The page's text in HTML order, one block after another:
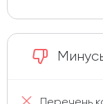
Перечень